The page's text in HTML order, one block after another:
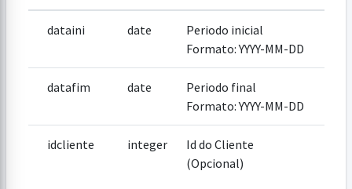
dataini date
Periodo inicial
Formato: YYYY-MM-DD
datafim date
Periodo final
Formato: YYYY-MM-DD
idcliente integer
Id do Cliente
(Opcional)